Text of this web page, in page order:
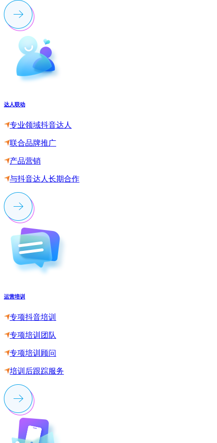
达人联动
专业领域抖音达人
联合品牌推广
产品营销
与抖音达人长期合作
运营培训
专项抖音培训
专项培训团队
专项培训顾问
培训后跟踪服务